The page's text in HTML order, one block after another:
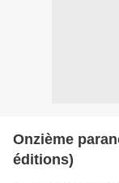
Onzième
éditions)